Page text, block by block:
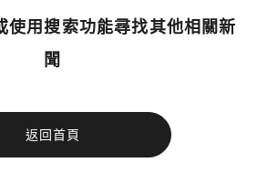
使用搜索功能尋找其他相關新
聞
返回首頁
用以下帳號繼續
擊關閉按鈕或空白處，即可回到加密